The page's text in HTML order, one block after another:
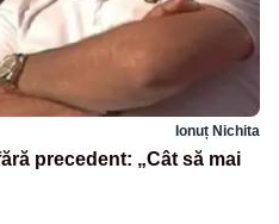
Ionuț Nichita
precedent: „Cât să mai